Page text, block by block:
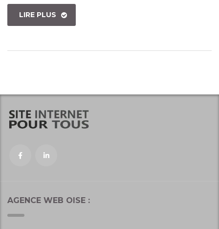
LIRE PLUS
AGENCE WEB OISE :